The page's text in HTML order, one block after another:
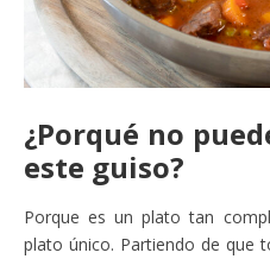
¿Porqué no
este guiso?
Porque es un plato tan
plato único. Partiendo de que